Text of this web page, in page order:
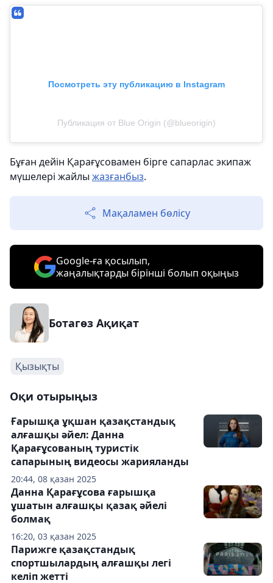
Посмотреть эту публикацию в Instagram
Публикация от Blue Origin (@blueorigin)
Бұған дейін Қарағұсовамен бірге сапарлас экипаж
мүшелері жайлы жазғанбыз.
Мақаламен бөлісу
Google-ға қосылып,
жаңалықтарды бірінші болып оқыңыз
Ботагөз Ақиқат
Қызықты
Оқи отырыңыз
20:44, 08 қазан 2025
Ғарышқа ұқшан қазақстандық
алғашқы әйел: Данна
Қарағұсованың туристік
сапарының видеосы жарияланды
16:20, 03 қазан 2025
Данна Қарағұсова ғарышқа
ұшатын алғашқы қазақ әйелі
болмақ
Парижге қазақстандық
спортшылардың алғашқы легі
келіп жетті